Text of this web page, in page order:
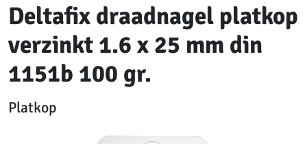
Deltafix draadnagel platkop
verzinkt 1.6 x 25 mm din
1151b 100 gr.
Platkop